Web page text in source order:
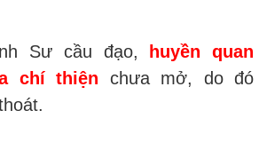
Sư cầu đạo,
huyền quan
chí thiện chưa mở, do đó